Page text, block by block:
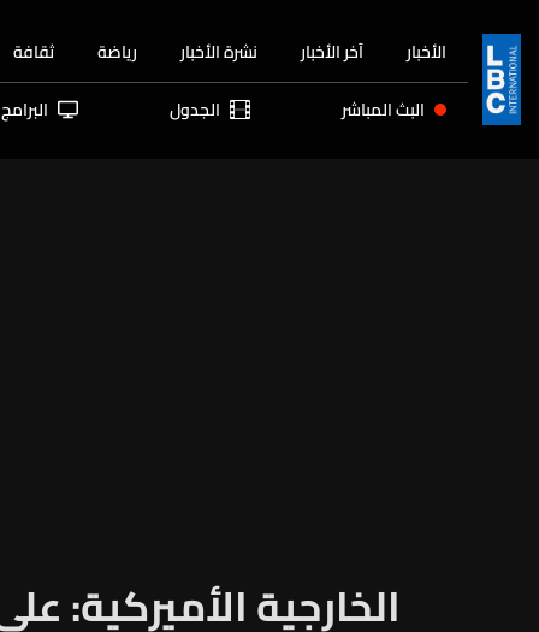
الأخبار آخر الأخبار نشرة الأخبار رياضة ثقافة
البث المباشر الجدول البرامج
الخارجية الأميركية: